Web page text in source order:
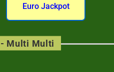
Euro Jackpot
- Multi Multi